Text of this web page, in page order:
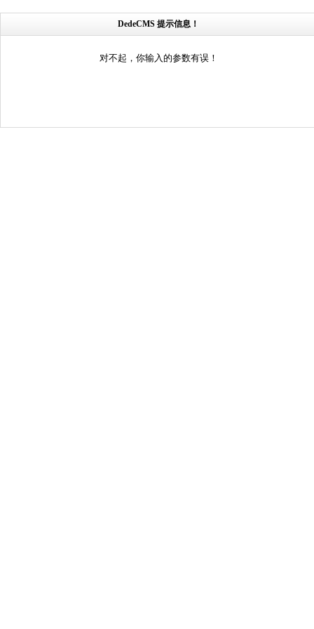
DedeCMS 提示信息！
对不起，你输入的参数有误！